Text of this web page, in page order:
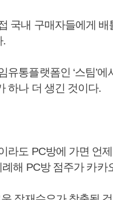
국내 구매자들에게
.
통플랫폼인 ‘스팀’
하나 더 생긴 것이다.
라도 PC방에 가면 언
해 PC방 점주가 카카